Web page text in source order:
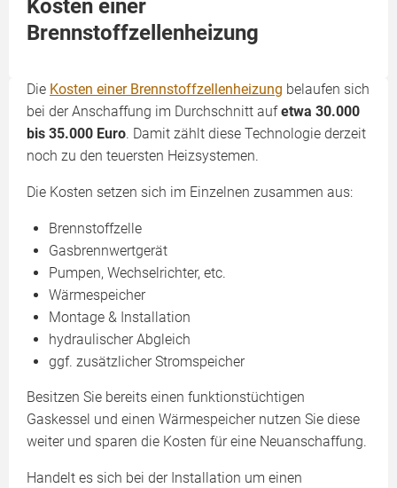
Kosten einer
Brennstoffzellenheizung
Die Kosten einer Brennstoffzellenheizung belaufen sich
bei der Anschaffung im Durchschnitt aufetwa 30.000
bis 35.000 Euro. Damit zählt diese Technologie derzeit
noch zu den teuersten Heizsystemen.
Die Kosten setzen sich im Einzelnen zusammen aus:
Brennstoffzelle
Gasbrennwertgerät
Pumpen, Wechselrichter, etc.
Wärmespeicher
Montage & Installation
hydraulischer Abgleich
ggf. zusätzlicher Stromspeicher
Besitzen Sie bereits einen funktionstüchtigen
Gaskessel und einen Wärmespeicher nutzen Sie diese
weiter und sparen die Kosten für eine Neuanschaffung.
Handelt es sich bei der Installation um einen